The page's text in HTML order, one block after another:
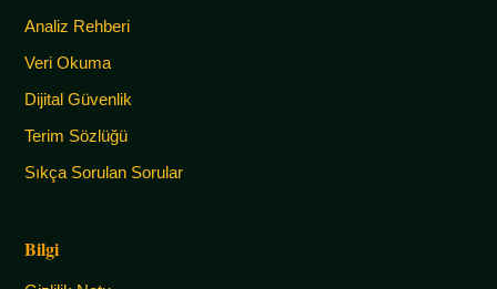
Analiz Rehberi
Veri Okuma
Dijital Güvenlik
Terim Sözlüğü
Sıkça Sorulan Sorular
Bilgi